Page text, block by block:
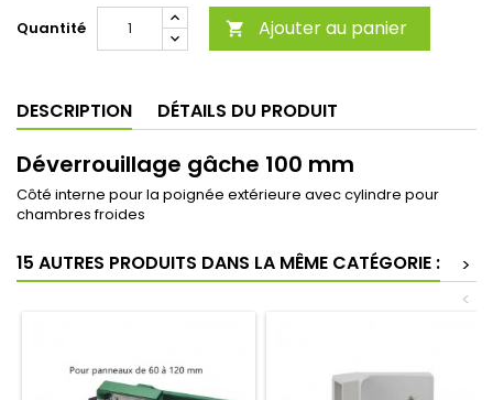
Quantité  Ajouter au panier
DESCRIPTION DÉTAILS DU PRODUIT
Déverrouillage gâche 100 mm
Côté interne pour la poignée extérieure avec cylindre pour
chambres froides
15 AUTRES PRODUITS DANS LA MÊME CATÉGORIE :
>
<